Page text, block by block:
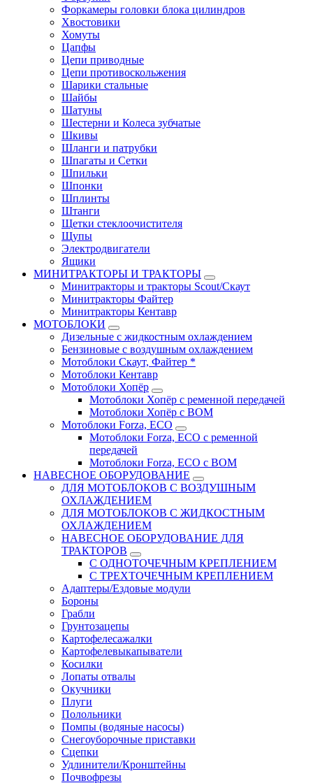
Форкамеры головки блока цилиндров
Хвостовики
Хомуты
Цапфы
Цепи приводные
Цепи противоскольжения
Шарики стальные
Шайбы
Шатуны
Шестерни и Колеса зубчатые
Шкивы
Шланги и патрубки
Шпагаты и Сетки
Шпильки
Шпонки
Шплинты
Штанги
Щетки стеклоочистителя
Щупы
Электродвигатели
Ящики
МИНИТРАКТОРЫ И ТРАКТОРЫ
Минитракторы и тракторы Scout/Скаут
Минитракторы Файтер
Минитракторы Кентавр
МОТОБЛОКИ
Дизельные с жидкостным охлаждением
Бензиновые с воздушным охлаждением
Мотоблоки Скаут, Файтер *
Мотоблоки Кентавр
Мотоблоки Хопёр
Мотоблоки Хопёр с ременной передачей
Мотоблоки Хопёр с ВОМ
Мотоблоки Forza, ECO
Мотоблоки Forza, ЕСО с ременной
передачей
Мотоблоки Forza, ЕСО с ВОМ
НАВЕСНОЕ ОБОРУДОВАНИЕ
ДЛЯ МОТОБЛОКОВ С ВОЗДУШНЫМ
ОХЛАЖДЕНИЕМ
ДЛЯ МОТОБЛОКОВ С ЖИДКОСТНЫМ
ОХЛАЖДЕНИЕМ
НАВЕСНОЕ ОБОРУДОВАНИЕ ДЛЯ
ТРАКТОРОВ
С ОДНОТОЧЕЧНЫМ КРЕПЛЕНИЕМ
С ТРЕХТОЧЕЧНЫМ КРЕПЛЕНИЕМ
Адаптеры/Ездовые модули
Бороны
Грабли
Грунтозацепы
Картофелесажалки
Картофелевыкапыватели
Косилки
Лопаты отвалы
Окучники
Плуги
Полольники
Помпы (водяные насосы)
Снегоуборочные приставки
Сцепки
Удлинители/Кронштейны
Почвофрезы